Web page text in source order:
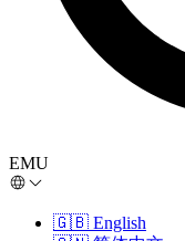
EMU
🇬🇧 English